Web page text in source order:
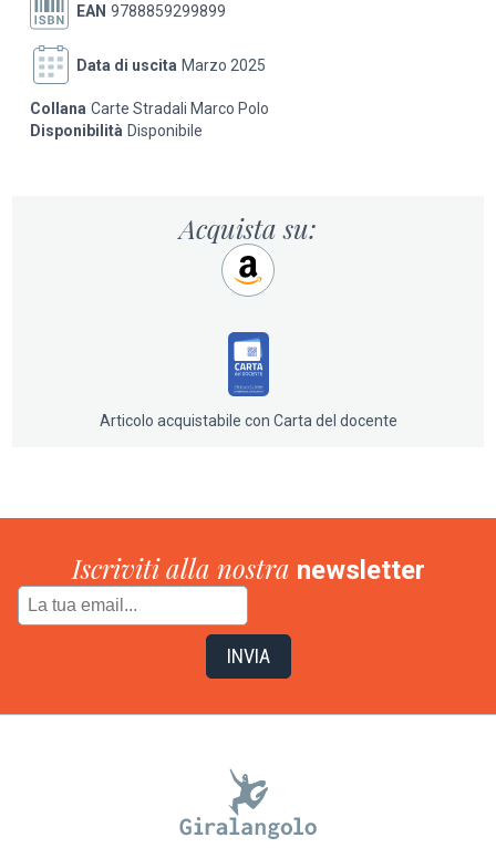
EAN 9788859299899
Data di uscita Marzo 2025
Collana Carte Stradali Marco Polo
Disponibilità Disponibile
Acquista su:
Articolo acquistabile con Carta del docente
Iscriviti alla nostra newsletter